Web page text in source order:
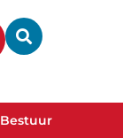
Bestuur